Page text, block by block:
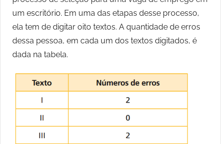
um escritório. Em uma das etapas desse processo,
ela tem de digitar oito textos. A quantidade de erros
dessa pessoa, em cada um dos textos digitados, é
dada na tabela.